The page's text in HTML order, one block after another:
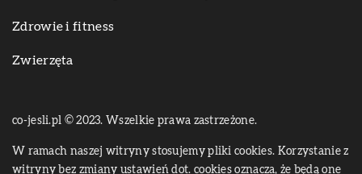
Zdrowie i fitness
Zwierzęta
co-jesli.pl © 2023. Wszelkie prawa zastrzeżone.
W ramach naszej witryny stosujemy pliki cookies. Korzystanie z
witryny bez zmiany ustawień dot. cookies oznacza, że będą one